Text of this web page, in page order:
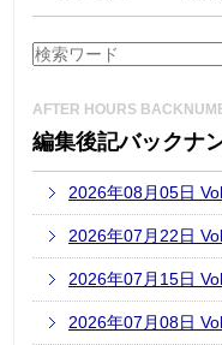
AFTER HOURS
編集後記バックナ
2026年08月05日
2026年07月22日
2026年07月15日
2026年07月08日